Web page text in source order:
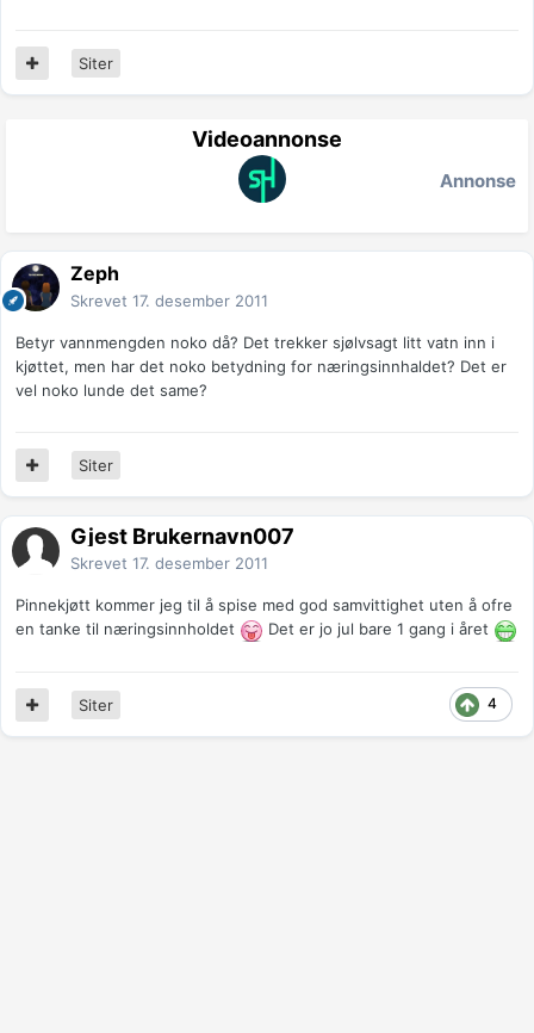
Siter
Videoannonse
Annonse
Zeph
Skrevet 17. desember 2011
Betyr vannmengden noko då? Det trekker sjølvsagt litt vatn inn i
kjøttet, men har det noko betydning for næringsinnhaldet? Det er
vel noko lunde det same?
Siter
Gjest Brukernavn007
Skrevet 17. desember 2011
Pinnekjøtt kommer jeg til å spise med god samvittighet uten å ofre
en tanke til næringsinnholdet
Det er jo jul bare 1 gang i året
4
Siter